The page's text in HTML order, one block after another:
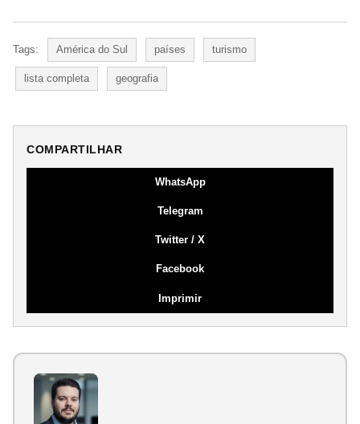
Tags: América do Sul países turismo
lista completa geografia
COMPARTILHAR
WhatsApp
Telegram
Twitter / X
Facebook
Imprimir